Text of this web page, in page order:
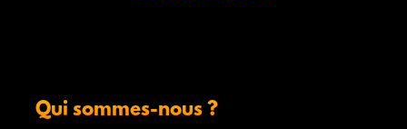
Qui sommes-nous ?